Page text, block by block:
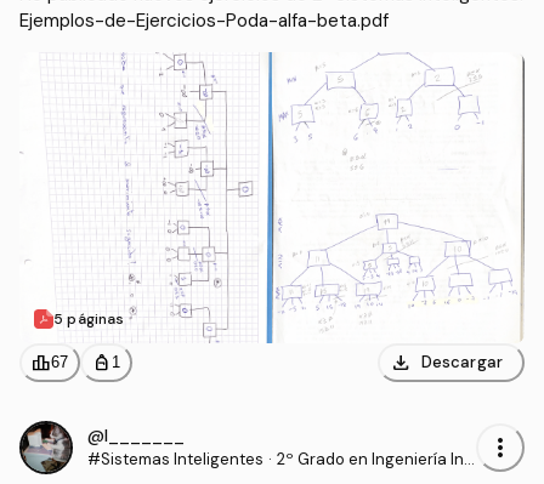
Ejemplos-de-Ejercicios-Poda-alfa-beta.pdf
5 páginas
leaderboard67 personal_bag 1 download Descargar
@l_______
#Sistemas Inteligentes · 2º Grado en Ingeniería Inf
more_vert